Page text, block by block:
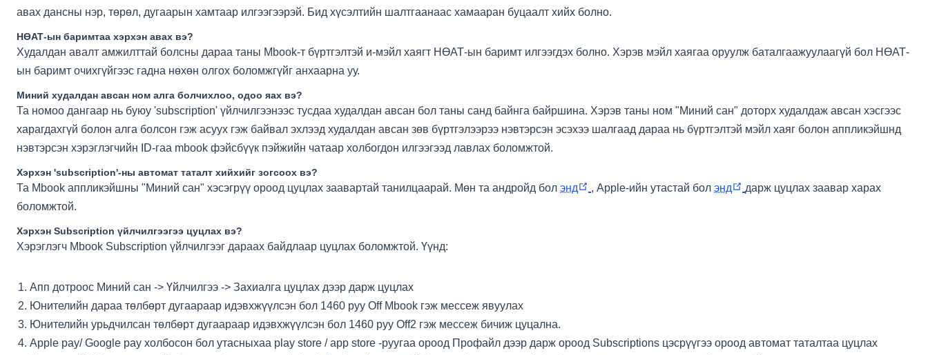
авах дансны нэр, төрөл, дугаарын хамтаар илгээгээрэй. Бид хүсэлтийн шалтгаанаас хамааран буцаалт хийх болно.
НӨАТ-ын баримтаа хэрхэн авах вэ?
Худалдан авалт амжилттай болсны дараа таны Mbook-т бүртгэлтэй и-мэйл хаягт НӨАТ-ын баримт илгээгдэх болно. Хэрэв мэйл хаягаа оруулж баталгаажуулаагүй бол НӨАТ-
ын баримт очихгүйгээс гадна нөхөн олгох боломжгүйг анхаарна уу.
Миний худалдан авсан ном алга болчихлоо, одоо яах вэ?
Та номоо дангаар нь буюу 'subscription' үйлчилгээнээс тусдаа худалдан авсан бол таны санд байнга байршина. Хэрэв таны ном "Миний сан" доторх худалдаж авсан хэсгээс
харагдахгүй болон алга болсон гэж асуух гэж байвал эхлээд худалдан авсан зөв бүртгэлээрээ нэвтэрсэн эсэхээ шалгаад дараа нь бүртгэлтэй мэйл хаяг болон аппликэйшнд
нэвтэрсэн хэрэглэгчийн ID-гаа mbook фэйсбүүк пэйжийн чатаар холбогдон илгээгээд лавлах боломжтой.
Хэрхэн 'subscription'-ны автомат таталт хийхийг зогсоох вэ?
Та Mbook аппликэйшны "Миний сан" хэсэгрүү ороод цуцлах заавартай танилцаарай. Мөн та андройд бол энд
(opens
, Apple-ийн утастай бол энд
(opens
дарж цуцлах заавар харах
боломжтой.
Хэрхэн Subscription үйлчилгээгээ цуцлах вэ?
Хэрэглэгч Mbook Subscription үйлчилгээг дараах байдлаар цуцлах боломжтой. Үүнд:
Апп дотроос Миний сан -> Үйлчилгээ -> Захиалга цуцлах дээр дарж цуцлах
Юнителийн дараа төлбөрт дугаараар идэвхжүүлсэн бол 1460 руу Off Mbook гэж мессеж явуулах
Юнителийн урьдчилсан төлбөрт дугаараар идэвхжүүлсэн бол 1460 руу Off2 гэж мессеж бичиж цуцална.
Apple pay/ Google pay холбосон бол утасныхаа play store / app store -руугаа ороод Профайл дээр дарж ороод Subscriptions цэсрүүгээ ороод автомат таталтаа цуцлах